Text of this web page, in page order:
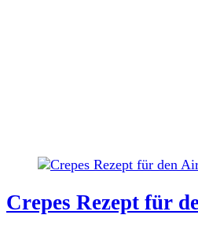
Crepes Rezept für